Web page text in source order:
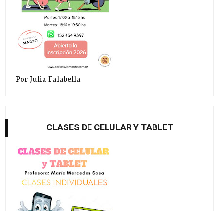
Por Julia Falabella
CLASES DE CELULAR Y TABLET